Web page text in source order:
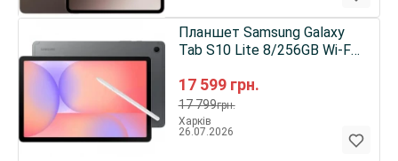
17 599 грн.
17 799грн.
Планшет Samsung Galaxy
Tab S10 Lite 8/256GB Wi-Fi
UA
Харків
26.07.2026